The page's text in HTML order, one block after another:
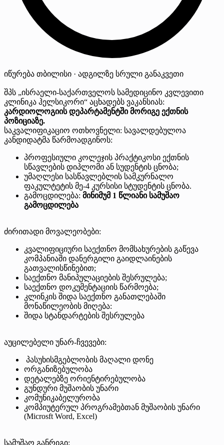
იწურება თბილისი · ადგილზე სრული განაკვეთი
შპს „ისრაელი-საქართველოს სამედიცინო კვლევითი
კლინიკა ჰელსიკორი“ აცხადებს ვაკანსიას:
კარდიოლოგიის დეპარტამენტში მორიგე ექთნის
პოზიციაზე.
საკვალიფიკაციო ოთხოვნელი: სავალდებულოა
კანდიდატმა წარმოადგინოს:
პროფესიული კოლეჯის პრაქტიკოსი ექთნის
სწავლების დიპლომი ან სუდენტის ცნობა;
უმაღლესი სასწავლებლის სამკურნალო
ფაკულტეტის მე-4 კურსისი სტუდენტის ცნობა.
გამოცდილება: მინიმუმ 1 წლიანი სამუშაო
გამოცდილება
ძირითადი მოვალეობები:
კვალიფიციური საექთნო მომსახურების გაწევა
კომპანიაში დანერგილი გაიდლაინების
გათვალისწინებით;
საექთნო მანიპულაციების შესრულება;
საექთნო დოკუმენტაციის წარმოება;
კლინკის შიდა საექთნო განათლებაში
მონაწილეობის მიღება:
შიდა სტანდარტების შესრულება
აუცილებელი უნარ-ჩვევები:
პასუხისმგებლობის მაღალი დონე
ორგანიზებულობა
დეტალებზე ორიენტირებულობა
გუნდური მუშაობის უნარი
კომუნიკაბელურობა
კომპიუტერულ პროგრამებთან მუშაობის უნარი
(Microsft Word, Excel)
სამუშაო განრიგი: